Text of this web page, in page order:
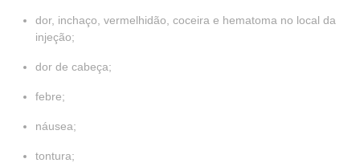
dor, inchaço, vermelhidão, coceira e hematoma no local da
injeção;
dor de cabeça;
febre;
náusea;
tontura;